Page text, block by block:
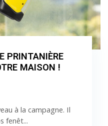
PRINTANIÈRE
MAISON !
à la campagne. Il
fenêt...